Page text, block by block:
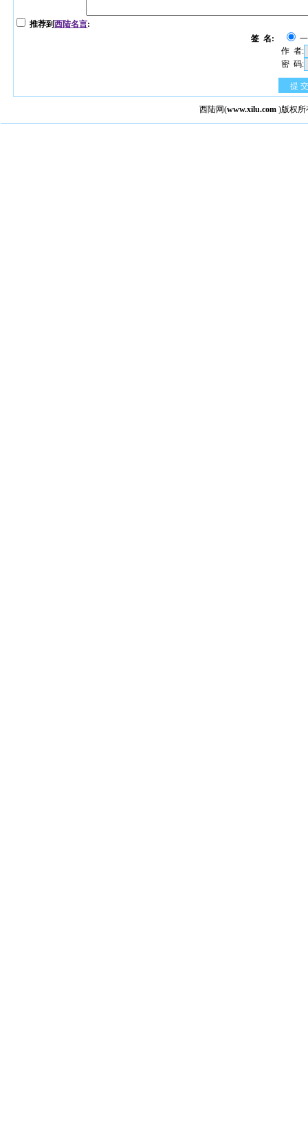
推荐到西陆名言:
签 名:
作 者:
密 码:
提 交
西陆网(www.xilu.com )版权